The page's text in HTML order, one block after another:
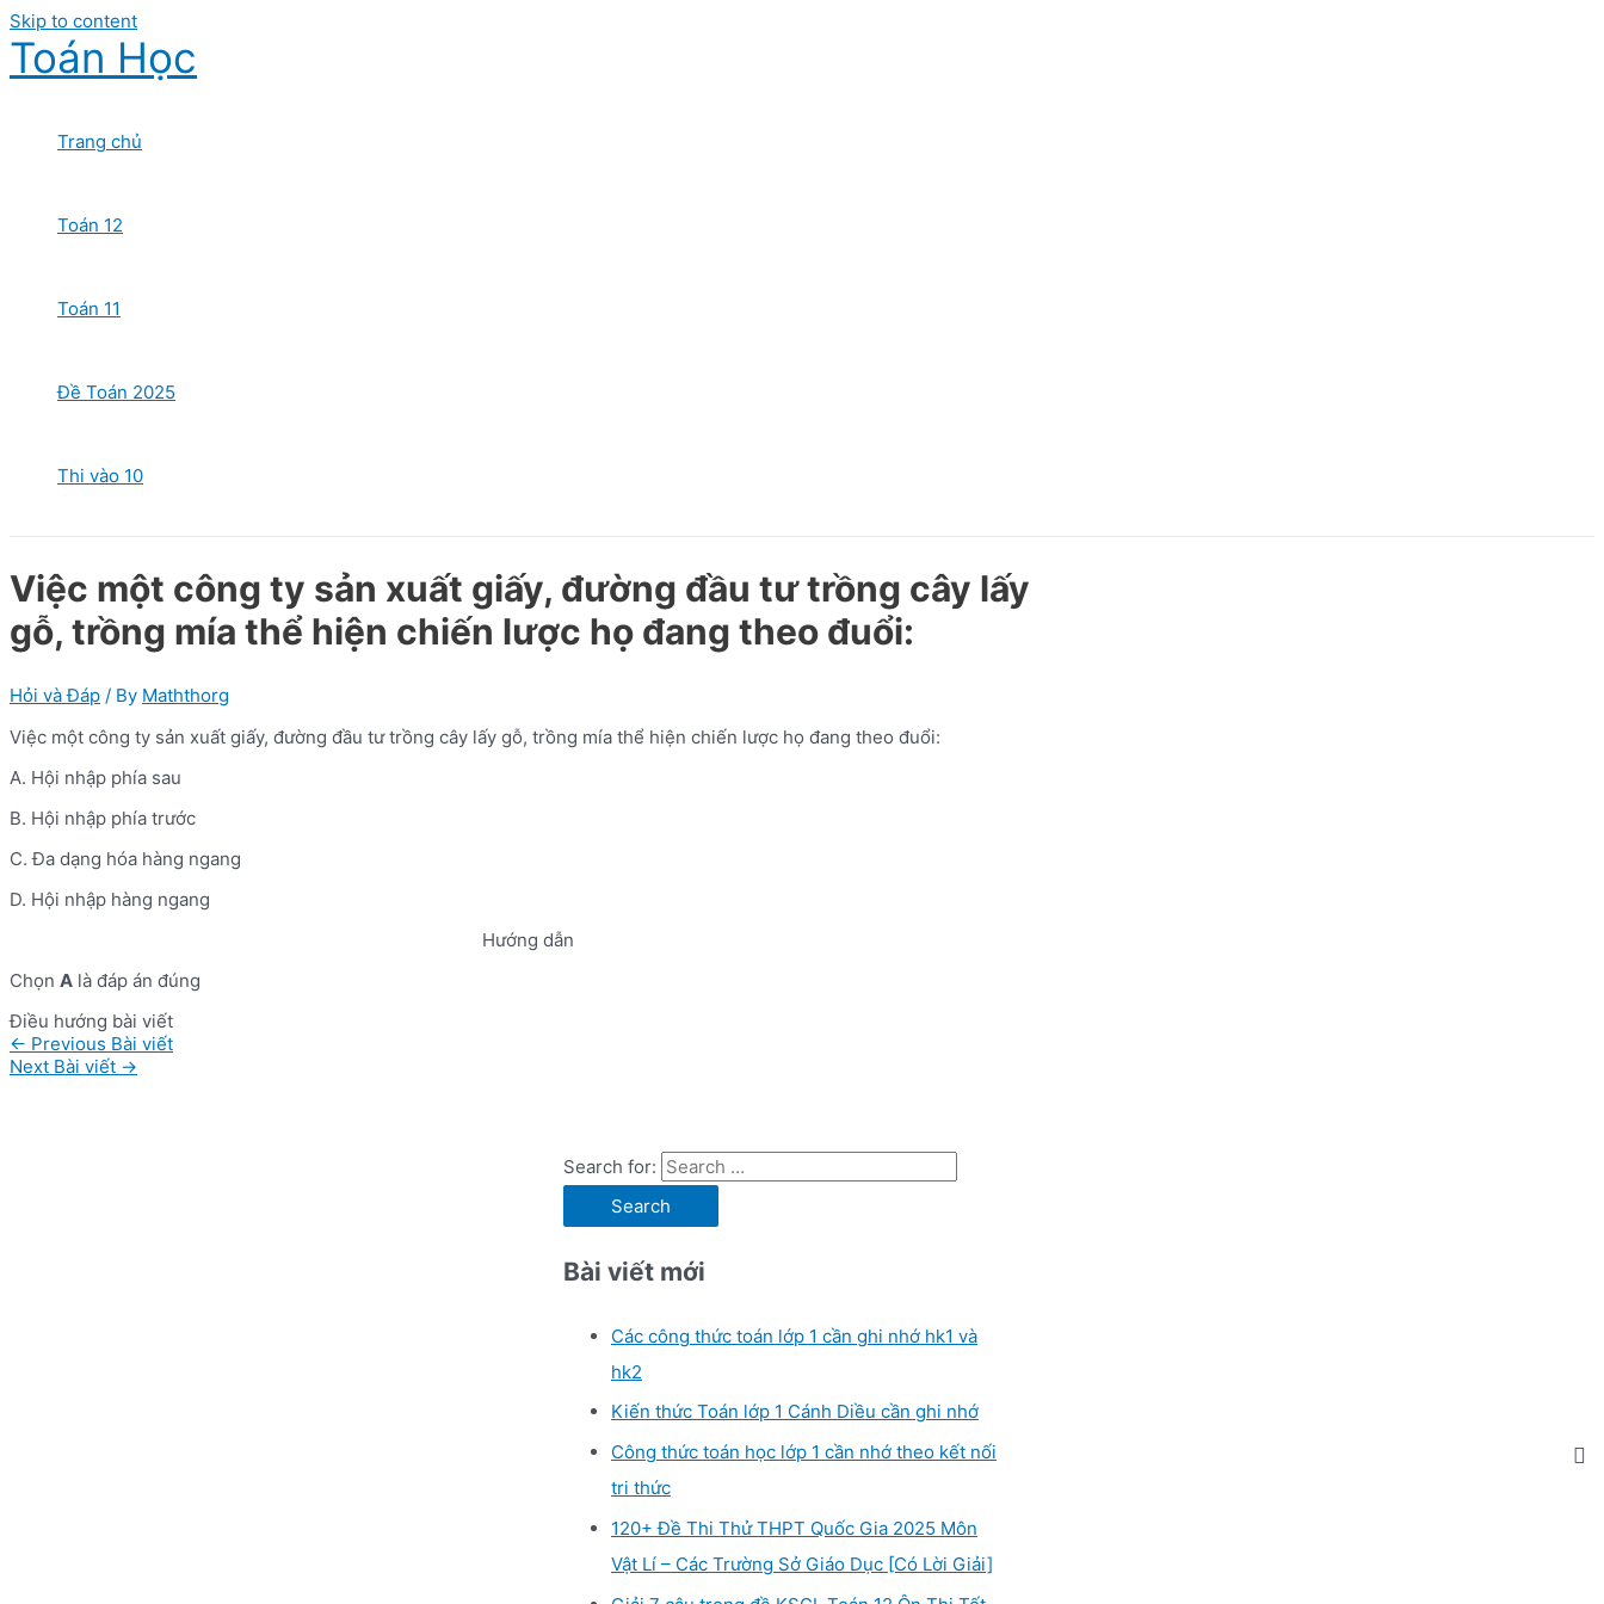
Skip to content
Toán Học
Trang chủ
Toán 12
Toán 11
Đề Toán 2025
Thi vào 10
Việc một công ty sản xuất giấy, đường đầu tư trồng cây lấy
gỗ, trồng mía thể hiện chiến lược họ đang theo đuổi:
Hỏi và Đáp / By Maththorg
Việc một công ty sản xuất giấy, đường đầu tư trồng cây lấy gỗ, trồng mía thể hiện chiến lược họ đang theo đuổi:
A. Hội nhập phía sau
B. Hội nhập phía trước
C. Đa dạng hóa hàng ngang
D. Hội nhập hàng ngang
Hướng dẫn
Chọn A là đáp án đúng
Điều hướng bài viết
← Previous Bài viết
Next Bài viết →
Search for:
Bài viết mới
Các công thức toán lớp 1 cần ghi nhớ hk1 và
hk2
Kiến thức Toán lớp 1 Cánh Diều cần ghi nhớ
Công thức toán học lớp 1 cần nhớ theo kết nối
tri thức
120+ Đề Thi Thử THPT Quốc Gia 2025 Môn
Vật Lí – Các Trường Sở Giáo Dục [Có Lời Giải]